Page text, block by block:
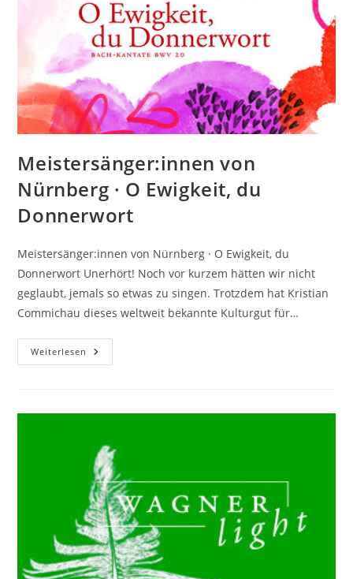
Meistersänger:innen von
Nürnberg · O Ewigkeit, du
Donnerwort
Meistersänger:innen von Nürnberg · O Ewigkeit, du
Donnerwort Unerhört! Noch vor kurzem hätten wir nicht
geglaubt, jemals so etwas zu singen. Trotzdem hat Kristian
Commichau dieses weltweit bekannte Kulturgut für…
Weiterlesen Meistersänger:innen
Von
Du